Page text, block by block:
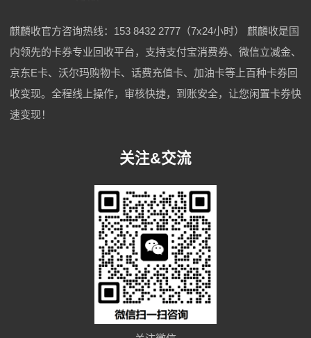
麒麟收官方咨询热线：153 8432 2777（7x24小时） 麒麟收是国
内领先的卡券专业回收平台，支持支付宝消费券、微信立减金、
京东E卡、沃尔玛购物卡、话费充值卡、加油卡等上百种卡券回
收变现。全程线上操作，审核快捷，到账安全，让您闲置卡券快
速变现！
关注&交流